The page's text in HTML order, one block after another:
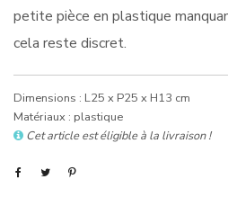
petite pièce en plastique
cela reste discret.
Dimensions : L25 x P25 x H13 cm
Matériaux : plastique
Cet article est éligible à la livraison !